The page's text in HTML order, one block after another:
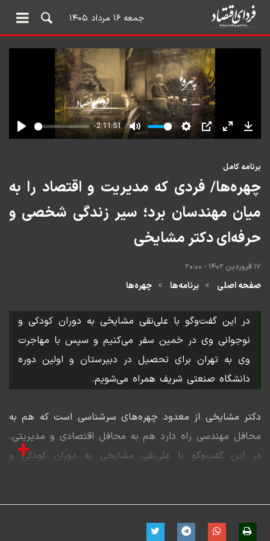
جمعه ۱۶ مرداد ۱۴۰۵
برنامه کامل
چهره‌ها/ فردی که مدیریت و اقتصاد را به
میان مهندسان برد؛ سیر زندگی شخصی و
حرفه‌ای دکتر مشایخی
۱۷ فروردین ۱۴۰۲ - ۲۰:۰۰
صفحه اصلی برنامه‌ها چهره‌ها
در این گفت‌وگو با علی‌نقی مشایخی به دوران کودکی و
نوجوانی وی در خمین سفر می‌کنیم و سپس با مهاجرت
وی به تهران برای تحصیل در دبیرستان و اولین دوره
دانشگاه صنعتی شریف همراه می‌شویم.
دکتر مشایخی از معدود چهره‌های سرشناسی است که هم به
محافل مهندسی راه دارد هم به محافل اقتصادی و مدیریتی.
در این گفت‌وگو با علی‌نقی مشایخی به دوران کودکی و
اشاره به نحوه ازدواج خود در ابتدای جوانی و اهمیت ورزش
+